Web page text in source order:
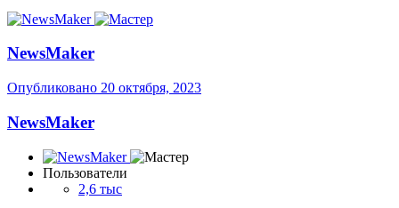
NewsMaker
Опубликовано 20 октября, 2023
NewsMaker
Пользователи
2,6 тыс